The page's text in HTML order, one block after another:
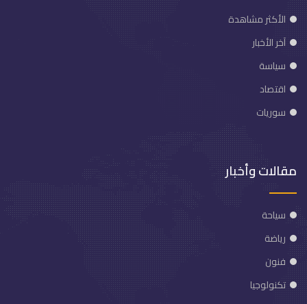
الأكثر مشاهدة
آخر الأخبار
سياسة
اقتصاد
سوريات
مقالات وأخبار
سياحة
رياضة
فنون
تكنولوجيا